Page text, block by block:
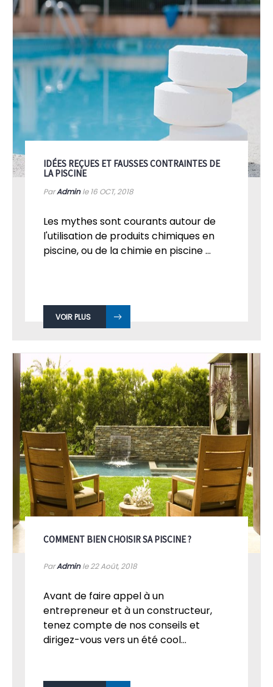
IDÉES REÇUES ET FAUSSES CONTRAINTES DE
LA PISCINE
ParAdminle 16 OCT, 2018
Les mythes sont courants autour de
l'utilisation de produits chimiques en
piscine, ou de la chimie en piscine ...
VOIR PLUS
COMMENT BIEN CHOISIR SA PISCINE ?
ParAdminle 22Août, 2018
Avant de faire appel à un
entrepreneur et à un constructeur,
tenez compte de nos conseils et
dirigez-vous vers un été cool...